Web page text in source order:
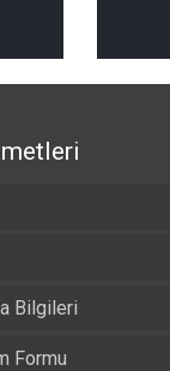
Bilgileri
Formu